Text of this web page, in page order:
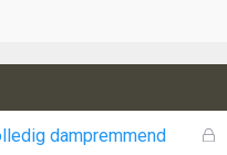
G
dampremmend